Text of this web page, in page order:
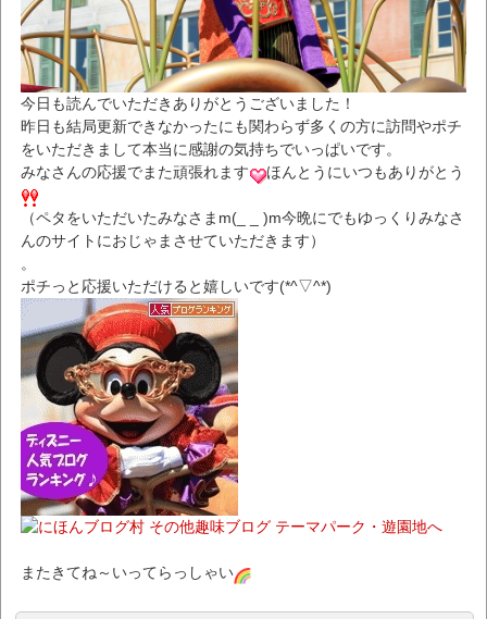
今日も読んでいただきありがとうございました！
昨日も結局更新できなかったにも関わらず多くの方に訪問やポチ
をいただきまして本当に感謝の気持ちでいっぱいです。
みなさんの応援でまた頑張れます
ほんとうにいつもありがとう
（ペタをいただいたみなさまm(_ _ )m今晩にでもゆっくりみなさ
んのサイトにおじゃまさせていただきます）
。
ポチっと応援いただけると嬉しいです(*^▽^*)
またきてね～いってらっしゃい